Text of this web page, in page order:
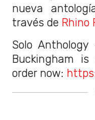
nueva
través de Rhino
Solo
Buckingham
order now: